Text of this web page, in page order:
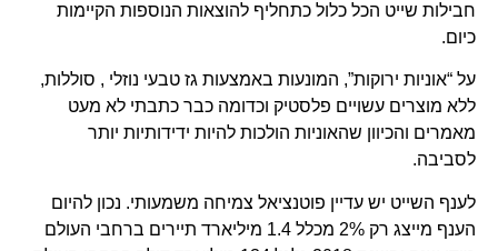
חבילות שייט הכל כלול כתחליף להוצאות הנוספות הקיימות
כיום.
על “אוניות ירוקות”, המונעות באמצעות גז טבעי נוזלי , סוללות,
ללא מוצרים עשויים פלסטיק וכדומה כבר כתבתי לא מעט
מאמרים והכיוון שהאוניות הולכות להיות ידידותיות יותר
לסביבה.
לענף השייט יש עדיין פוטנציאל צמיחה משמעותי. נכון להיום
הענף מייצג רק 2% מכלל 1.4 מיליארד תיירים ברחבי העולם